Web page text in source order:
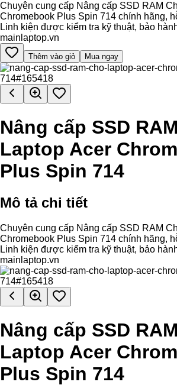
Chuyên cung cấp Nâng cấp SSD RAM
Chromebook Plus Spin 714 chính hãng,
Linh kiện được kiểm tra kỹ thuật, bảo
mainlaptop.vn
Thêm vào giỏ Mua ngay
Nâng cấp SSD
Laptop Acer
Plus Spin 714
Mô tả chi tiết
Chuyên cung cấp Nâng cấp SSD RAM
Chromebook Plus Spin 714 chính hãng,
Linh kiện được kiểm tra kỹ thuật, bảo
mainlaptop.vn
Nâng cấp SSD
Laptop Acer
Plus Spin 714